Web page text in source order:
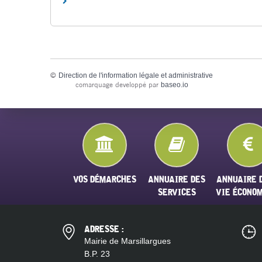
© Direction de l'information légale et administrative
comarquage developpé par baseo.io
VOS DÉMARCHES
ANNUAIRE DES
SERVICES
ANNUAIRE
VIE
ADRESSE :
Mairie de Marsillargues
B.P. 23